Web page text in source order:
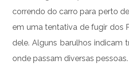
correndo do carro para perto
em uma tentativa de fugir dos
dele. Alguns barulhos indicam
onde passam diversas pessoas.